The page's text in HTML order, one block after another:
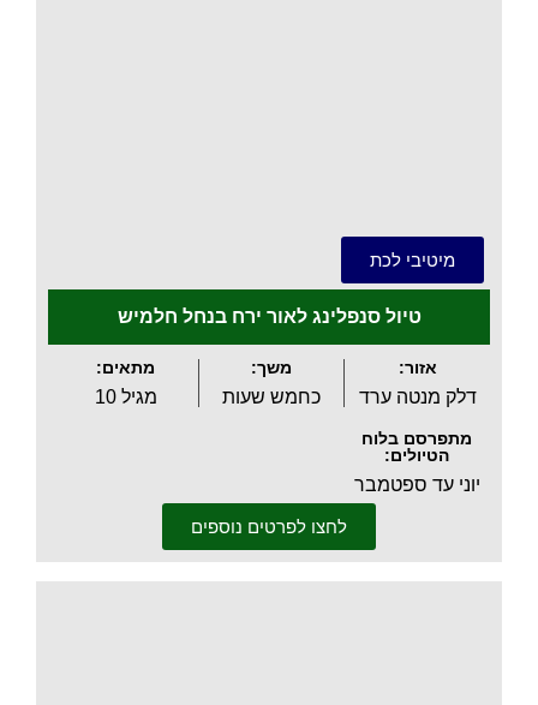
מיטיבי לכת
טיול סנפלינג לאור ירח בנחל חלמיש
אזור:
דלק מנטה ערד
משך:
כחמש שעות
מתאים:
מגיל 10
מתפרסם בלוח
הטיולים:
יוני עד ספטמבר
לחצו לפרטים נוספים